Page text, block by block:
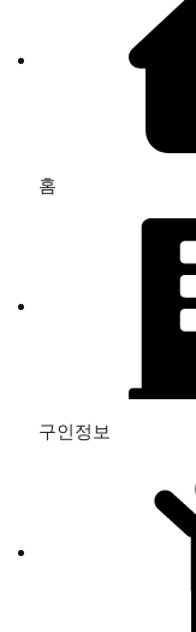
홈
구인정보